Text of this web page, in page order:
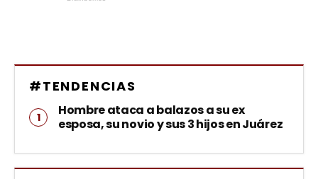
#TENDENCIAS
Hombre ataca a balazos a su ex
esposa, su novio y sus 3 hijos en Juárez